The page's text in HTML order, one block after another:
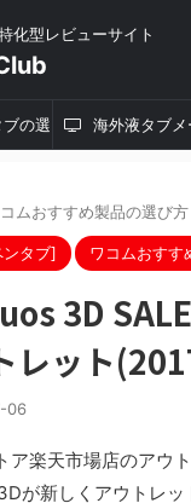
化型レビューサイト
の選 海外液タブメ
ムおすすめ製品の選び方
タブ] ワコムおすす
3D
レット
06
ア楽天市場店のアウ
が新しくアウトレ